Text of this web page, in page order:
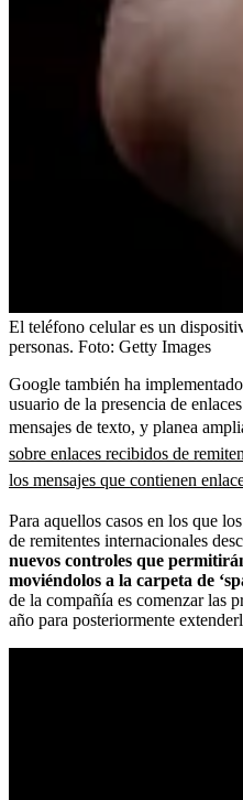
El teléfono celular es un
personas. Foto: Getty Images
Google también ha
usuario de la presencia de
mensajes de texto, y planea
sobre enlaces recibidos de
los mensajes que contienen
Para aquellos casos en los que
de remitentes internacionales
nuevos controles que
moviéndolos a la carpeta de
de la compañía es comenzar las
año para posteriormente